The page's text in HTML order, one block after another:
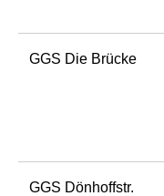
GGS Die Brücke
GGS Dönhoffstr.